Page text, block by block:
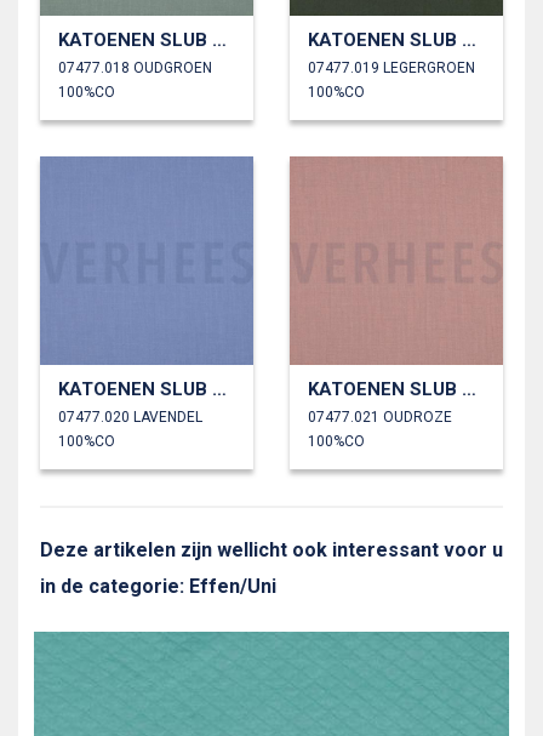
KATOENEN SLUB GEWASSEN
07477.018 OUDGROEN
100%CO
KATOENEN SLUB GEWASSEN
07477.019 LEGERGROEN
100%CO
KATOENEN SLUB GEWASSEN
07477.020 LAVENDEL
100%CO
KATOENEN SLUB GEWASSEN
07477.021 OUDROZE
100%CO
Deze artikelen zijn wellicht ook interessant voor u
in de categorie: Effen/Uni